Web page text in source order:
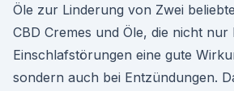
Öle zur Linderung von Zwei
CBD Cremes und Öle, die nicht
Einschlafstörungen eine gute
sondern auch bei Entzündungen.